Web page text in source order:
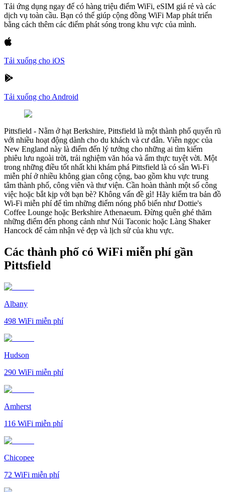
Tải ứng dụng ngay để có hàng triệu điểm WiFi, eSIM giá rẻ và các
dịch vụ toàn cầu. Bạn có thể giúp cộng đồng WiFi Map phát triển
bằng cách thêm các điểm phát sóng trong khu vực của mình.
Tải xuống cho iOS
Tải xuống cho Android
Pittsfield - Nằm ở hạt Berkshire, Pittsfield là một thành phố quyến rũ
với nhiều hoạt động dành cho du khách và cư dân. Viên ngọc của
New England này là điểm đến lý tưởng cho những ai tìm kiếm
phiêu lưu ngoài trời, trải nghiệm văn hóa và ẩm thực tuyệt vời. Một
trong những điều tốt nhất khi khám phá Pittsfield là có sẵn Wi-Fi
miễn phí ở nhiều không gian công cộng, bao gồm khu vực trung
tâm thành phố, công viên và thư viện. Cần hoàn thành một số công
việc hoặc bắt kịp với bạn bè? Không vấn đề gì! Hãy kiểm tra bản đồ
Wi-Fi miễn phí để tìm những điểm nóng phổ biến như Dottie's
Coffee Lounge hoặc Berkshire Athenaeum. Đừng quên ghé thăm
những điểm đến phong cảnh như Núi Taconic hoặc Làng Shaker
Hancock để cảm nhận vẻ đẹp và lịch sử của khu vực.
Các thành phố có WiFi miễn phí gần
Pittsfield
Albany
498 WiFi miễn phí
Hudson
290 WiFi miễn phí
Amherst
116 WiFi miễn phí
Chicopee
72 WiFi miễn phí